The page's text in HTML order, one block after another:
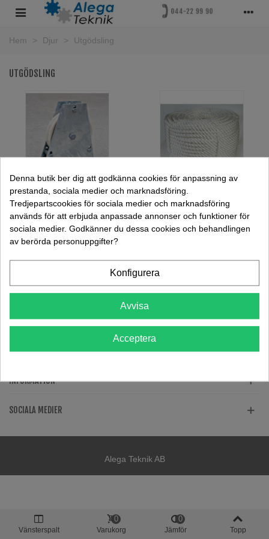
Hem > Djur > Utgödsling
UTGÖDSLING
Brythjul Utgödslingsrep Vajer Kätting
OM OSS
ERBJUDANDEN
INFORMATION
SOCIALA MEDIER
Alega Teknik AB
Vänsterspalt Varukorg
0
Jämför
0
Topp
Denna butik ber dig att godkänna cookies för anpassning av
prestanda, sociala medier och marknadsföring.
Tredjepartscookies för sociala medier och marknadsföring
används för att erbjuda anpassade annonser och funktioner för
sociala medier. Godkänner du dessa cookies och behandlingen
av berörda personuppgifter?
Konfigurera
Avvisa
Acceptera